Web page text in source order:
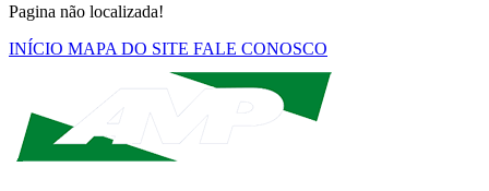
Pagina não localizada!
INÍCIO MAPA DO SITE FALE CONOSCO